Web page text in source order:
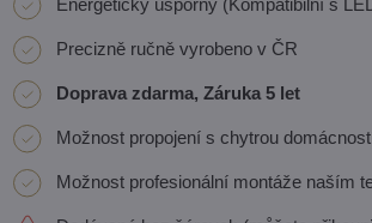
Energeticky úsporný (Kompatibilní s
Precizně ručně vyrobeno v ČR
Doprava zdarma, Záruka 5 let
Možnost propojení s chytrou
Možnost profesionální montáže naším